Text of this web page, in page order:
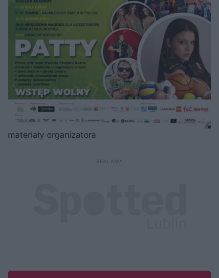
materiały organizatora